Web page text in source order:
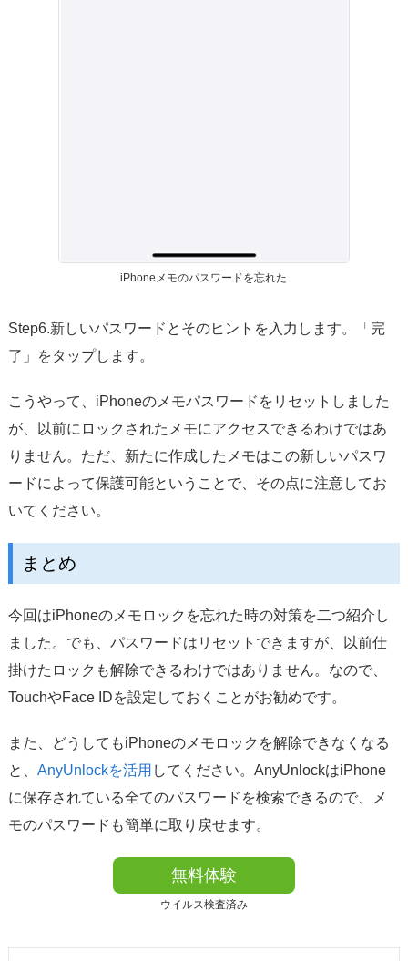
iPhoneメモのパスワードを忘れた
Step6.新しいパスワードとそのヒントを入力します。「完
了」をタップします。
こうやって、iPhoneのメモパスワードをリセットしました
が、以前にロックされたメモにアクセスできるわけではあ
りません。ただ、新たに作成したメモはこの新しいパスワ
ードによって保護可能ということで、その点に注意してお
いてください。
まとめ
今回はiPhoneのメモロックを忘れた時の対策を二つ紹介し
ました。でも、パスワードはリセットできますが、以前仕
掛けたロックも解除できるわけではありません。なので、
TouchやFace IDを設定しておくことがお勧めです。
また、どうしてもiPhoneのメモロックを解除できなくなる
と、 AnyUnlockを活用 してください。AnyUnlockはiPhone
に保存されている全てのパスワードを検索できるので、メ
モのパスワードも簡単に取り戻せます。
無料体験
ウイルス検査済み